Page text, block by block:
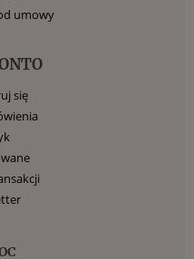
umowy
się